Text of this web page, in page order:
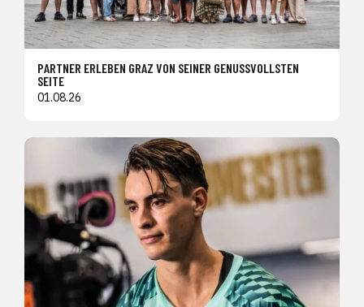
PARTNER ERLEBEN GRAZ VON SEINER GENUSSVOLLSTEN
SEITE
01.08.26